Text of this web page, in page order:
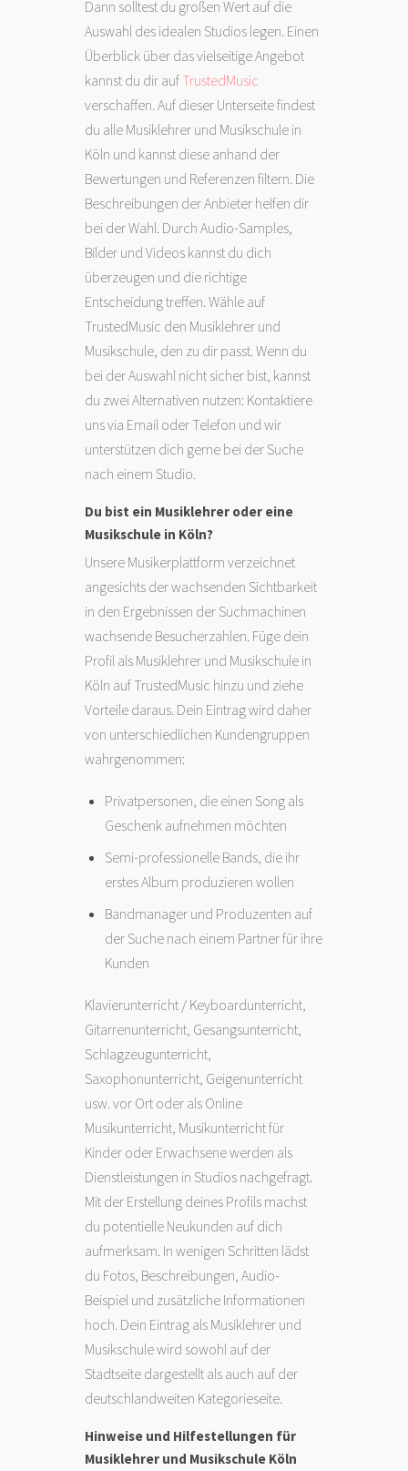
Dann solltest du großen Wert auf die
Auswahl des idealen Studios legen. Einen
Überblick über das vielseitige Angebot
kannst du dir auf TrustedMusic
verschaffen. Auf dieser Unterseite findest
du alle Musiklehrer und Musikschule in
Köln und kannst diese anhand der
Bewertungen und Referenzen filtern. Die
Beschreibungen der Anbieter helfen dir
bei der Wahl. Durch Audio-Samples,
Bilder und Videos kannst du dich
überzeugen und die richtige
Entscheidung treffen. Wähle auf
TrustedMusic den Musiklehrer und
Musikschule, den zu dir passt. Wenn du
bei der Auswahl nicht sicher bist, kannst
du zwei Alternativen nutzen: Kontaktiere
uns via Email oder Telefon und wir
unterstützen dich gerne bei der Suche
nach einem Studio.
Du bist ein Musiklehrer oder eine
Musikschule in Köln?
Unsere Musikerplattform verzeichnet
angesichts der wachsenden Sichtbarkeit
in den Ergebnissen der Suchmachinen
wachsende Besucherzahlen. Füge dein
Profil als Musiklehrer und Musikschule in
Köln auf TrustedMusic hinzu und ziehe
Vorteile daraus. Dein Eintrag wird daher
von unterschiedlichen Kundengruppen
wahrgenommen:
Privatpersonen, die einen Song als
Geschenk aufnehmen möchten
Semi-professionelle Bands, die ihr
erstes Album produzieren wollen
Bandmanager und Produzenten auf
der Suche nach einem Partner für ihre
Kunden
Klavierunterricht / Keyboardunterricht,
Gitarrenunterricht, Gesangsunterricht,
Schlagzeugunterricht,
Saxophonunterricht, Geigenunterricht
usw. vor Ort oder als Online
Musikunterricht, Musikunterricht für
Kinder oder Erwachsene werden als
Dienstleistungen in Studios nachgefragt.
Mit der Erstellung deines Profils machst
du potentielle Neukunden auf dich
aufmerksam. In wenigen Schritten lädst
du Fotos, Beschreibungen, Audio-
Beispiel und zusätzliche Informationen
hoch. Dein Eintrag als Musiklehrer und
Musikschule wird sowohl auf der
Stadtseite dargestellt als auch auf der
deutschlandweiten Kategorieseite.
Hinweise und Hilfestellungen für
Musiklehrer und Musikschule Köln